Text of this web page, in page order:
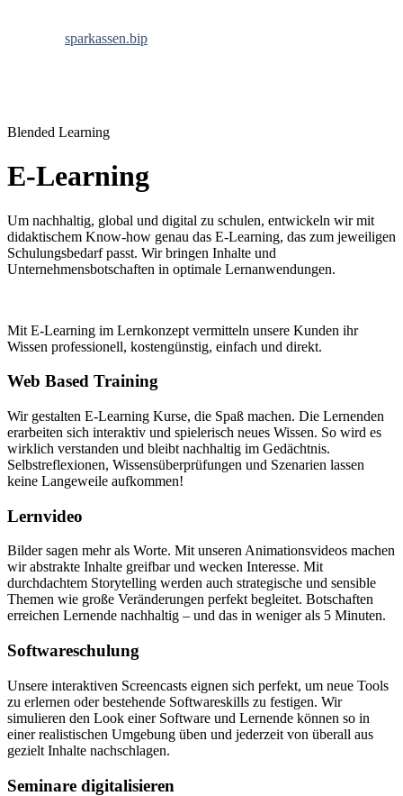
sparkassen.bip
Blended Learning
E-Learning
Um nachhaltig, global und digital zu schulen, entwickeln wir mit
didaktischem Know-how genau das E-Learning, das zum jeweiligen
Schulungsbedarf passt. Wir bringen Inhalte und
Unternehmensbotschaften in optimale Lernanwendungen.
Mit E-Learning im Lernkonzept vermitteln unsere Kunden ihr
Wissen professionell, kostengünstig, einfach und direkt.
Web Based Training
Wir gestalten E-Learning Kurse, die Spaß machen. Die Lernenden
erarbeiten sich interaktiv und spielerisch neues Wissen. So wird es
wirklich verstanden und bleibt nachhaltig im Gedächtnis.
Selbstreflexionen, Wissensüberprüfungen und Szenarien lassen
keine Langeweile aufkommen!
Lernvideo
Bilder sagen mehr als Worte. Mit unseren Animationsvideos machen
wir abstrakte Inhalte greifbar und wecken Interesse. Mit
durchdachtem Storytelling werden auch strategische und sensible
Themen wie große Veränderungen perfekt begleitet. Botschaften
erreichen Lernende nachhaltig – und das in weniger als 5 Minuten.
Softwareschulung
Unsere interaktiven Screencasts eignen sich perfekt, um neue Tools
zu erlernen oder bestehende Softwareskills zu festigen. Wir
simulieren den Look einer Software und Lernende können so in
einer realistischen Umgebung üben und jederzeit von überall aus
gezielt Inhalte nachschlagen.
Seminare digitalisieren